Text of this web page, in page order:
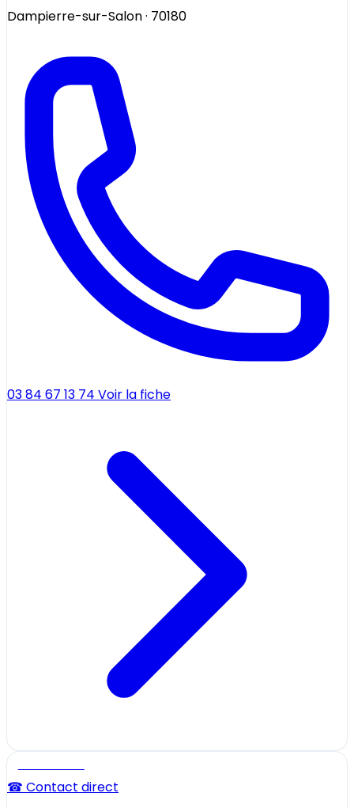
Dampierre-sur-Salon· 70180
03 84 67 13 74 Voir la fiche
☎ Contact direct